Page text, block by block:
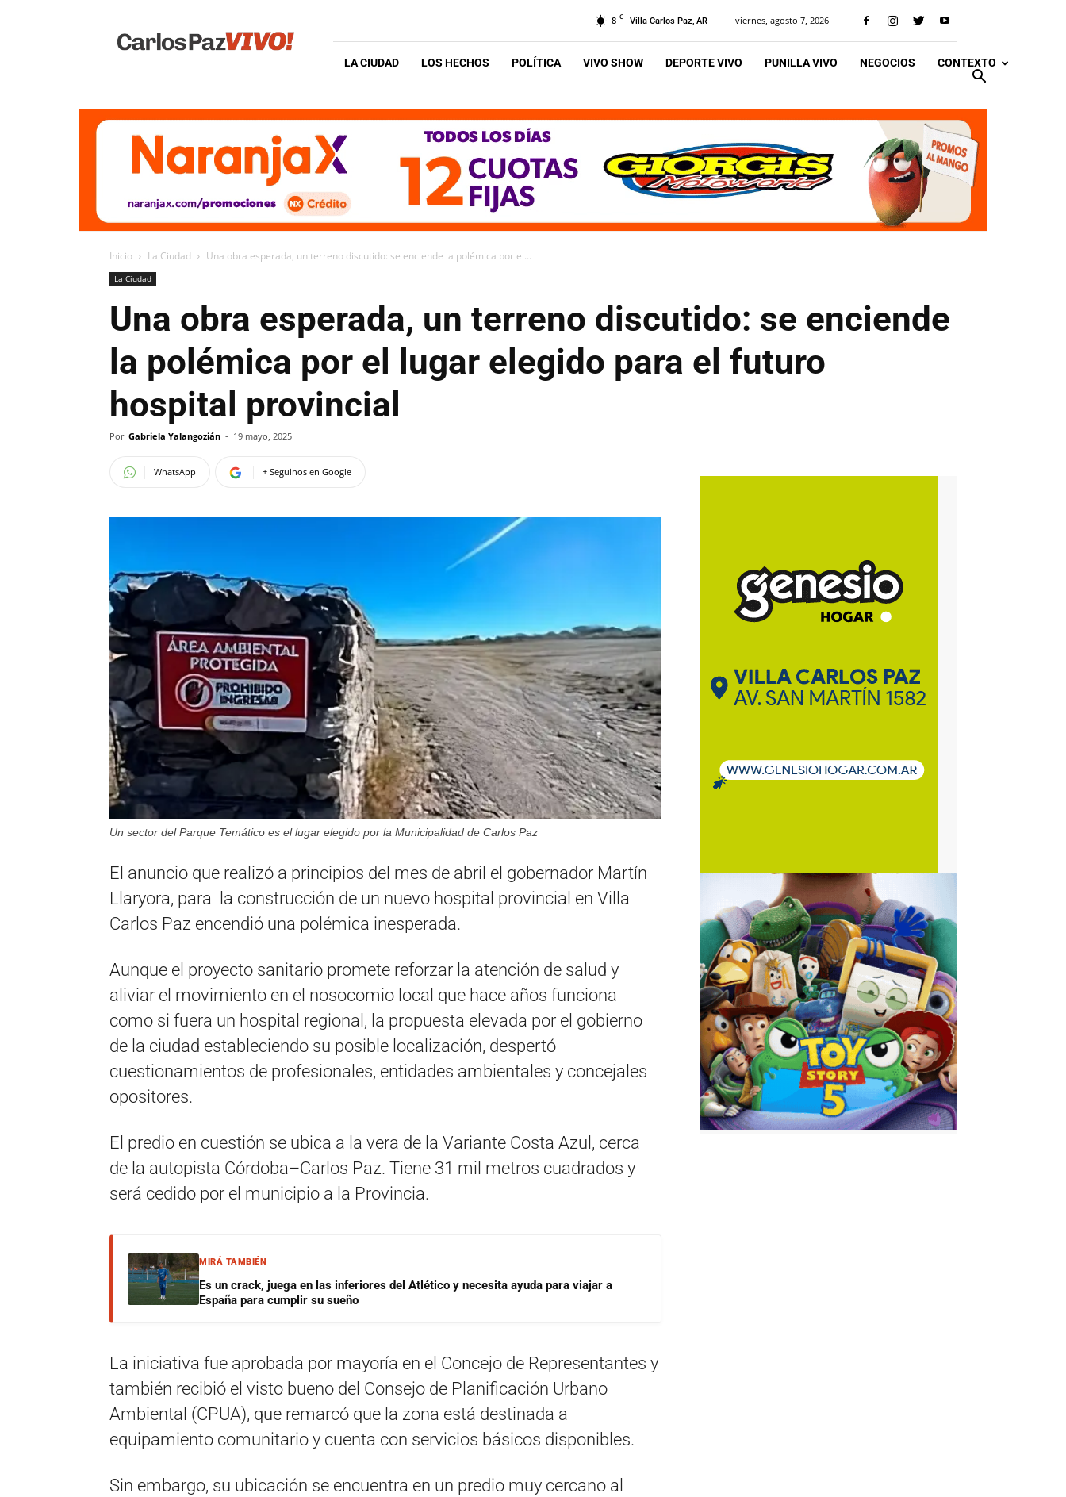
Vivo
8 C Villa Carlos Paz, AR viernes, agosto 7, 2026
LA CIUDAD LOS HECHOS POLÍTICA VIVO SHOW DEPORTE VIVO PUNILLA VIVO NEGOCIOS CONTEXTO
Inicio La Ciudad Una obra esperada, un terreno discutido: se enciende la polémica por el...
La Ciudad
Una obra esperada, un terreno discutido: se enciende
la polémica por el lugar elegido para el futuro
hospital provincial
Por Gabriela Yalangozián - 19 mayo, 2025
WhatsApp + Seguinos en Google
Un sector del Parque Temático es el lugar elegido por la Municipalidad de Carlos Paz
El anuncio que realizó a principios del mes de abril el gobernador Martín
Llaryora, para la construcción de un nuevo hospital provincial en Villa
Carlos Paz encendió una polémica inesperada.
Aunque el proyecto sanitario promete reforzar la atención de salud y
aliviar el movimiento en el nosocomio local que hace años funciona
como si fuera un hospital regional, la propuesta elevada por el gobierno
de la ciudad estableciendo su posible localización, despertó
cuestionamientos de profesionales, entidades ambientales y concejales
opositores.
El predio en cuestión se ubica a la vera de la Variante Costa Azul, cerca
de la autopista Córdoba–Carlos Paz. Tiene 31 mil metros cuadrados y
será cedido por el municipio a la Provincia.
MIRÁ TAMBIÉN
Es un crack, juega en las inferiores del Atlético y necesita ayuda para viajar a
España para cumplir su sueño
La iniciativa fue aprobada por mayoría en el Concejo de Representantes y
también recibió el visto bueno del Consejo de Planificación Urbano
Ambiental (CPUA), que remarcó que la zona está destinada a
equipamiento comunitario y cuenta con servicios básicos disponibles.
Sin embargo, su ubicación se encuentra en un predio muy cercano al